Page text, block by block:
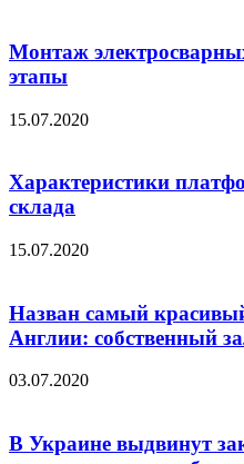
Монтаж
этапы
15.07.2020
Характеристики
склада
15.07.2020
Назван самый
Англии: собственный
03.07.2020
В Украине выдвинут